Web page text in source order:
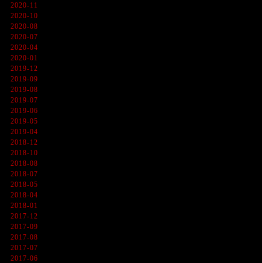
2020-11
2020-10
2020-08
2020-07
2020-04
2020-01
2019-12
2019-09
2019-08
2019-07
2019-06
2019-05
2019-04
2018-12
2018-10
2018-08
2018-07
2018-05
2018-04
2018-01
2017-12
2017-09
2017-08
2017-07
2017-06